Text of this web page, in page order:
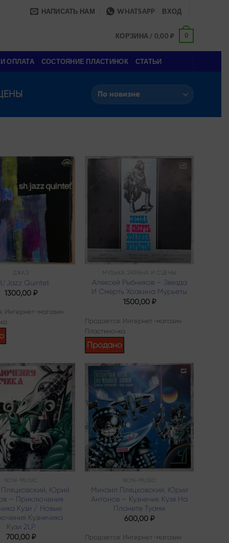
НАПИСАТЬ НАМ WHATSAPP ВХОД
КОРЗИНА / 0,00₽ 0
ОПЛАТА СОСТОЯНИЕ ПЛАСТИНОК СТАТЬИ
Add to
wishlist
ДЖАЗ
Jazz Quintet
1300,00 ₽
Интернет-магазин
МУЗЫКА ЭКРАНА И СЦЕНЫ
Алексей Рыбников – Звезда
И Смерть Хоакина Мурьеты
1500,00 ₽
Продается: Интернет-магазин
Пластиночка
Продано
Add to
wishlist
NON-MUSIC
Юрий
– Приключения
Кузи / Новые
Кузнечика
Кузи 2LP
700,00 ₽
Add to
wishlist
NON-MUSIC
Михаил Пляцковский, Юрий
Антонов – Кузнечик Кузя На
Планете Туами
600,00₽
Продается: Интернет-магазин